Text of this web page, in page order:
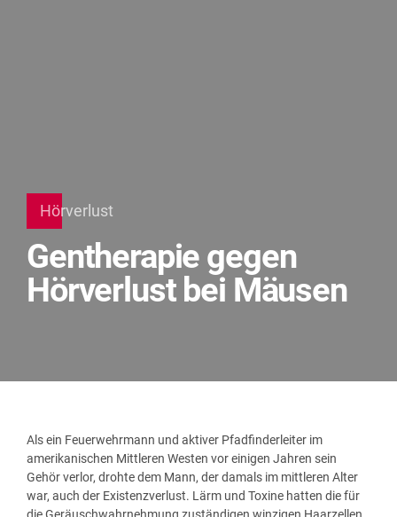
Hörverlust
Gentherapie gegen
Hörverlust bei Mäusen
Als ein Feuerwehrmann und aktiver Pfadfinderleiter im
amerikanischen Mittleren Westen vor einigen Jahren sein
Gehör verlor, drohte dem Mann, der damals im mittleren Alter
war, auch der Existenzverlust. Lärm und Toxine hatten die für